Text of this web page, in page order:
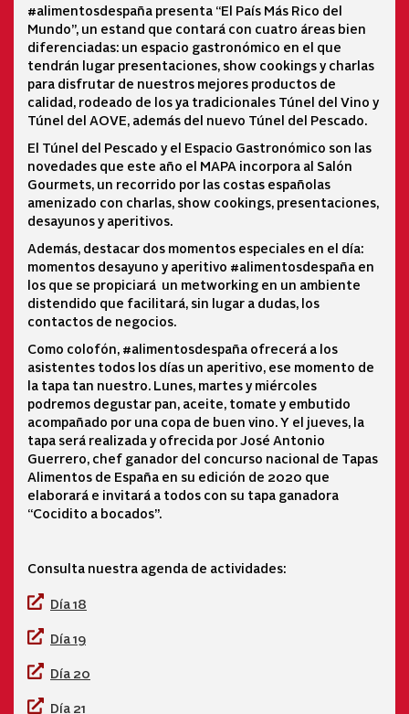
#alimentosdespaña presenta “El País Más Rico del
Mundo”, un estand que contará con cuatro áreas bien
diferenciadas: un espacio gastronómico en el que
tendrán lugar presentaciones, show cookings y charlas
para disfrutar de nuestros mejores productos de
calidad, rodeado de los ya tradicionales Túnel del Vino y
Túnel del AOVE, además del nuevo Túnel del Pescado.
El Túnel del Pescado y el Espacio Gastronómico son las
novedades que este año el MAPA incorpora al Salón
Gourmets, un recorrido por las costas españolas
amenizado con charlas, show cookings, presentaciones,
desayunos y aperitivos.
Además, destacar dos momentos especiales en el día:
momentos desayuno y aperitivo #alimentosdespaña en
los que se propiciará un metworking en un ambiente
distendido que facilitará, sin lugar a dudas, los
contactos de negocios.
Como colofón, #alimentosdespaña ofrecerá a los
asistentes todos los días un aperitivo, ese momento de
la tapa tan nuestro. Lunes, martes y miércoles
podremos degustar pan, aceite, tomate y embutido
acompañado por una copa de buen vino. Y el jueves, la
tapa será realizada y ofrecida por José Antonio
Guerrero, chef ganador del concurso nacional de Tapas
Alimentos de España en su edición de 2020 que
elaborará e invitará a todos con su tapa ganadora
“Cocidito a bocados”.
Consulta nuestra agenda de actividades:
Día 18
Día 19
Día 20
Día 21